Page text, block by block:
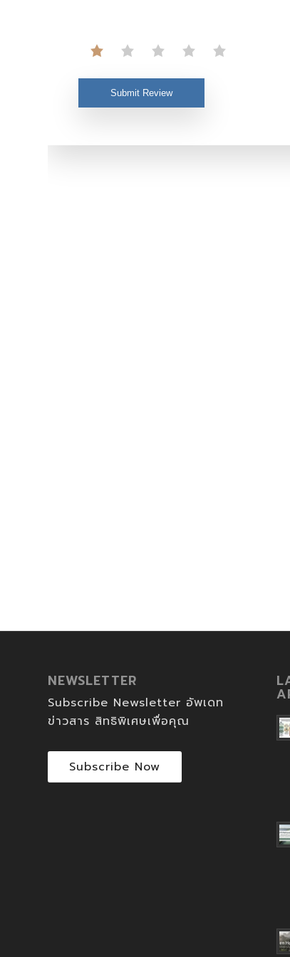
Submit Review
NEWSLETTER
Subscribe Newsletter อัพเดท
ข่าวสาร สิทธิพิเศษเพื่อคุณ
Subscribe Now